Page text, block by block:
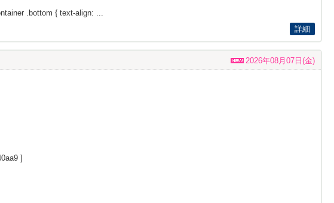
.bottom { text-align: ...
詳細
2026年08月07日(金)
]